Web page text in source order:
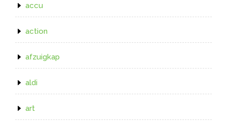
accu
action
afzuigkap
aldi
art